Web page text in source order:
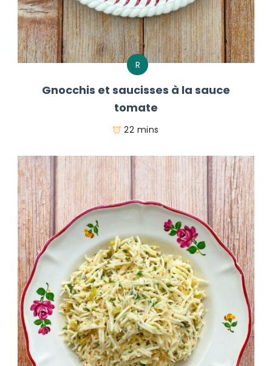
R
Gnocchis et saucisses à la sauce
tomate
22 mins